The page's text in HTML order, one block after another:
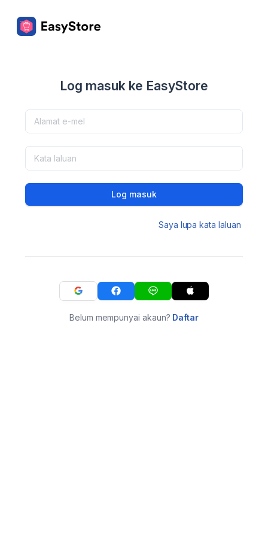
Log masuk ke EasyStore
Log masuk
Saya lupa kata laluan
Belum mempunyai akaun? Daftar